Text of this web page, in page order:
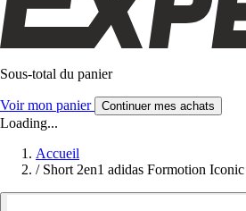
Sous-total du panier
Voir mon panier Continuer mes achats
Loading...
Accueil
/ Short 2en1 adidas Formotion Iconic